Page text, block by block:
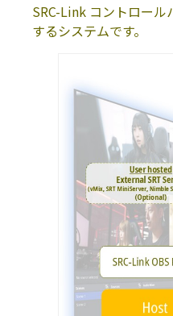
SRC-Link コントロー
するシステムです。